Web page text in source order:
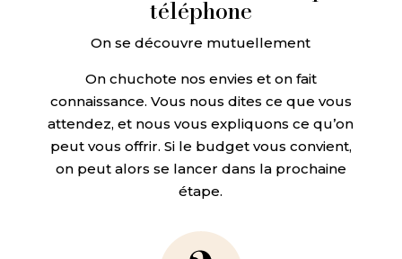
téléphone
On se découvre mutuellement
On chuchote nos envies et on fait
connaissance. Vous nous dites ce que vous
attendez, et nous vous expliquons ce qu’on
peut vous offrir. Si le budget vous convient,
on peut alors se lancer dans la prochaine
étape.